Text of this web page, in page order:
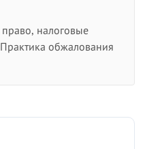
налоговые
обжалования